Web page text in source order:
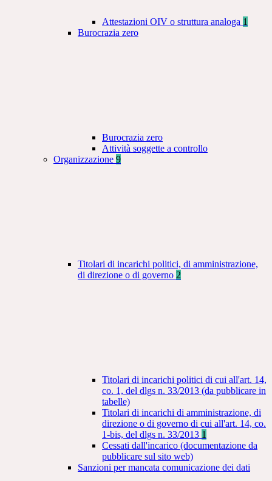
Attestazioni OIV o struttura analoga 1
Burocrazia zero
Burocrazia zero
Attività soggette a controllo
Organizzazione 9
Titolari di incarichi politici, di amministrazione,
di direzione o di governo 2
Titolari di incarichi politici di cui all'art. 14,
co. 1, del dlgs n. 33/2013 (da pubblicare in
tabelle)
Titolari di incarichi di amministrazione, di
direzione o di governo di cui all'art. 14, co.
1-bis, del dlgs n. 33/2013 1
Cessati dall'incarico (documentazione da
pubblicare sul sito web)
Sanzioni per mancata comunicazione dei dati